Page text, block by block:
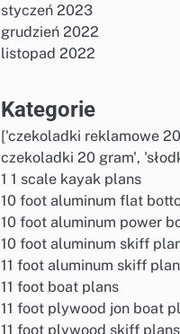
styczeń 2023
grudzień 2022
listopad 2022
Kategorie
['czekoladki reklamowe
czekoladki 20 gram',
1 1 scale kayak plans
10 foot aluminum flat
10 foot aluminum power
10 foot aluminum skiff
11 foot aluminum skiff
11 foot boat plans
11 foot plywood jon boat
11 foot plywood skiff plans